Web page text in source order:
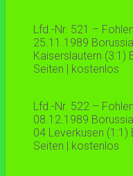
Lfd.-Nr. 521 –
25.11.1989
Kaiserslautern (3:1)
Seiten | kostenlos
Lfd.-Nr. 522 –
08.12.1989
04 Leverkusen (1:1)
Seiten | kostenlos